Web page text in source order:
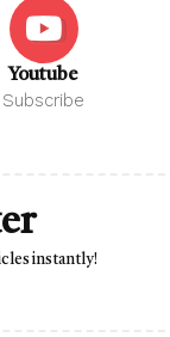
Youtube
Subscribe
instantly!